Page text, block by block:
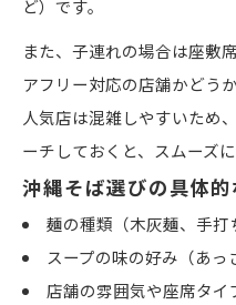
ど）です。
また、子連れの場合は座敷
アフリー対応の店舗かどう
人気店は混雑しやすいため
ーチしておくと、スムーズ
沖縄そば選びの具体
麺の種類（木灰麺、手打
スープの味の好み（あっ
店舗の雰囲気や座席タイ